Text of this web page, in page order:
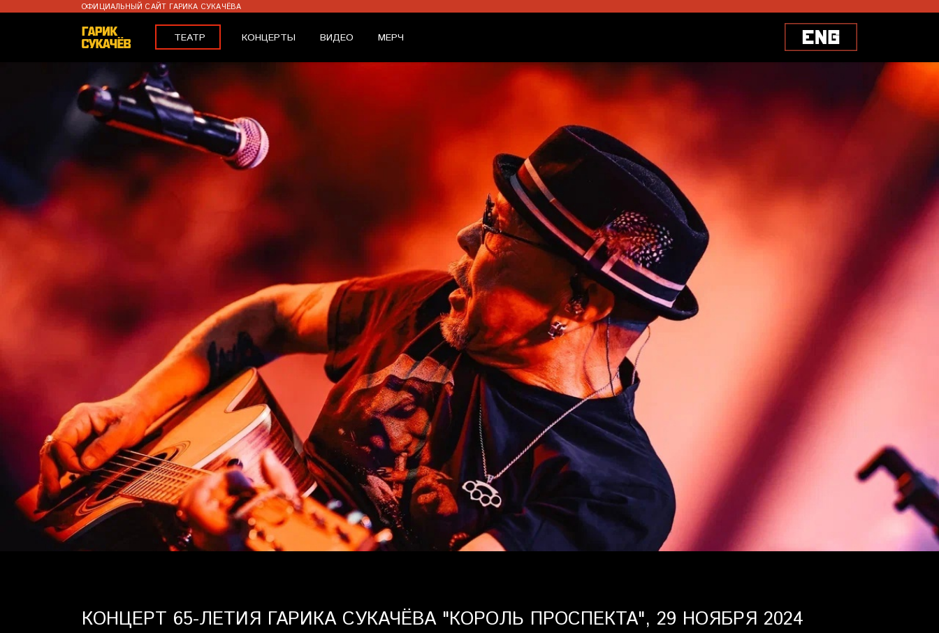
ОФИЦИАЛЬНЫЙ САЙТ ГАРИКА СУКАЧЁВА
ТЕАТР КОНЦЕРТЫ ВИДЕО МЕРЧ
МЕРЧ
КОНЦЕРТ 65-ЛЕТИЯ ГАРИКА СУКАЧЁВА "КОРОЛЬ ПРОСПЕКТА", 29 НОЯБРЯ 2024